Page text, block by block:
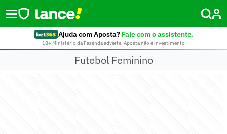
Ajuda com Aposta? Fale com o assistente.
18+ Ministério da Fazenda adverte: Aposta não é investimento
Futebol Feminino